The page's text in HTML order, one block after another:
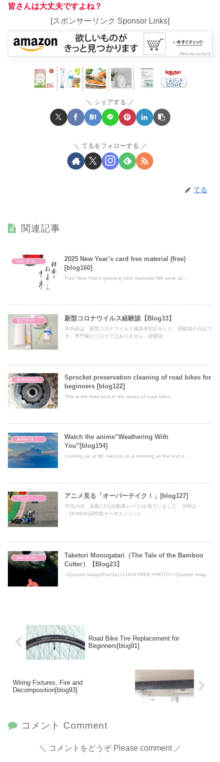
皆さんは大丈夫ですよね？
[スポンサーリンク Sponsor Links]
シェアする
てるをフォローする
てる
関連記事
box of wisdom
2025 New Year’s card free material (free)
[blog160]
Free New Year's greeting card materials.We were ab...
新型コロナウイルス経験談【Blog33】
本内容は、新型コロナウイルス感染者対応をした、経験談の日記で
す。専門家のブログではありません。経験談...
preference
Sprocket preservation cleaning of road bikes for
beginners [blog122]
This is the third post in the series of road bikes...
Watch the anime”Weathering With
You”[blog154]
Looking up at Mt. Haruna on a morning as the end o...
アニメ・映画 アニメ見る「オーバーテイク！」[blog127]
学生の頃、深夜にF1(自動車レース)を見ていました。当時は
「HONDA(高性能ターボエンジン)」・「...
Taketori Monogatari（The Tale of the Bamboo
Cutter）【Blog23】
<Quoted Image(Panda):O-DAN FREE PHOTO><Quoted Imag...
Road Bike Tire Replacement for
Beginners[blog91]
Wiring Fixtures, Fire and
Decomposition[blog93]
コメント Comment
コメントをどうぞ Please comment